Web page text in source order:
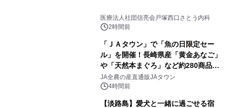
医療法人社団信亮会戸塚西口さとう内科
2時間前
「ＪＡタウン」で「魚の日限定セー
ル」を開催！長崎県産「黄金あなご」
や「天然本まぐろ」など約280商品を
販売！～毎月１０日の定例企画～
JA全農の産直通販JAタウン
4時間前
【淡路島】愛犬と一緒に過ごせる宿